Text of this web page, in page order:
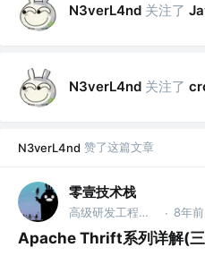
N3verL4nd 关注了
N3verL4nd 关注了
N3verL4nd 赞了这篇文章
零壹技术栈
高级研发工程师 @公众号【零壹技术栈】 · 8年前
Apache Thrift系列详解(三